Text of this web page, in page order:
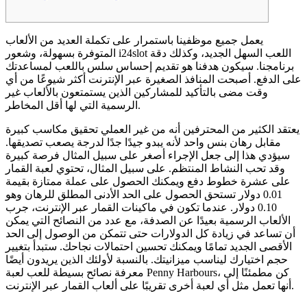
يعمل جميع موظفينا باستمرار على تكملة العديد من الألعاب
المتوفرة بسهولة، وشعور i24slot اللعب السهل الجديد، وكذلك دقة
برنامجنا. سيكون هدفنا هو تقديم إحساس سلس باللعب لمساعدتك
على الدفع. أصبحت المنافذ الصغيرة عبر الإنترنت أكثر شيوعًا من أي
وقت مضى بالتأكيد للمشاركين الذين يستمتعون بالألعاب غير
الرسمية التي لها أقل المخاطر.
يعتقد الكثير من المحترفين أنه من غير العملي تحقيق مكاسب كبيرة
مقابل رهان بنس واحد لأنه يبدو جيدًا جدًا لدرجة يصعب تصديقها.
سيؤدي هذا إلى جعل الإجراء أصغر على سبيل المثال فرصة كبيرة
وقد تحب النشاط المنتظم. على سبيل المثال، تحتوي لعبة القمار
على عشرة خطوط دفع ويمكنك الحصول على عملة ممتازة بقيمة
0.01 دولار تستحق الحصول على الحد الأدنى المطلق للرهان وهو
0.10 دولار. عندما تكون في ماكينات القمار عبر الإنترنت، جرب
الألعاب الرسمية بعيدًا عن الصدفة، مع عدد من النصائح التي يمكن
أن تساعد في زيادة كل الدولارات حتى تتمكن من الوصول إلى الحد
الأقصى الجديد تمامًا ويمكنك تحسين احتمالات نجاحك. ستبدأ بتغيير
حجم اختيارك ليناسب ميزانيتك. بالنسبة لأولئك الذين يريدون أيضًا
معرفة نصائح بسيطة للعب لعبة Penny Harbours، كن مطمئنًا إلى
أنها تعمل مثل أي لعبة أخرى تقريبًا على ألعاب القمار عبر الإنترنت.